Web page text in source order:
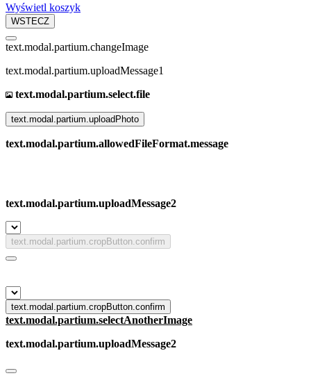
Wyświetl koszyk
WSTECZ
text.modal.partium.changeImage
text.modal.partium.uploadMessage1
text.modal.partium.select.file
text.modal.partium.uploadPhoto
text.modal.partium.allowedFileFormat.message
text.modal.partium.uploadMessage2
text.modal.partium.cropButton.confirm
text.modal.partium.cropButton.confirm
text.modal.partium.selectAnotherImage
text.modal.partium.uploadMessage2